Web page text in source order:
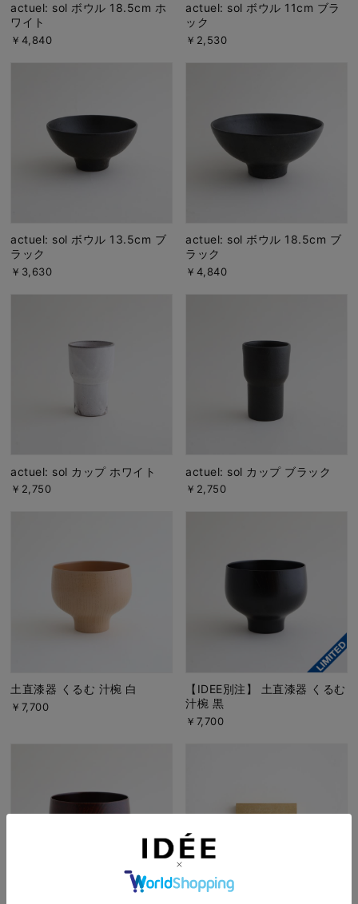
actuel: sol ボウル 18.5cm ホ
ワイト
￥4,840
actuel: sol ボウル 11cm ブラ
ック
￥2,530
actuel: sol ボウル 13.5cm ブ
ラック
￥3,630
actuel: sol ボウル 18.5cm ブ
ラック
￥4,840
actuel: sol カップ ホワイト
￥2,750
actuel: sol カップ ブラック
￥2,750
土直漆器 くるむ 汁椀 白
￥7,700
【IDEE別注】 土直漆器 くるむ
汁椀 黒
￥7,700